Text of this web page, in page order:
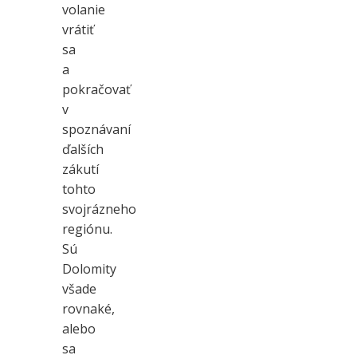
volanie
vrátiť
sa
a
pokračovať
v
spoznávaní
ďalších
zákutí
tohto
svojrázneho
regiónu.
Sú
Dolomity
všade
rovnaké,
alebo
sa